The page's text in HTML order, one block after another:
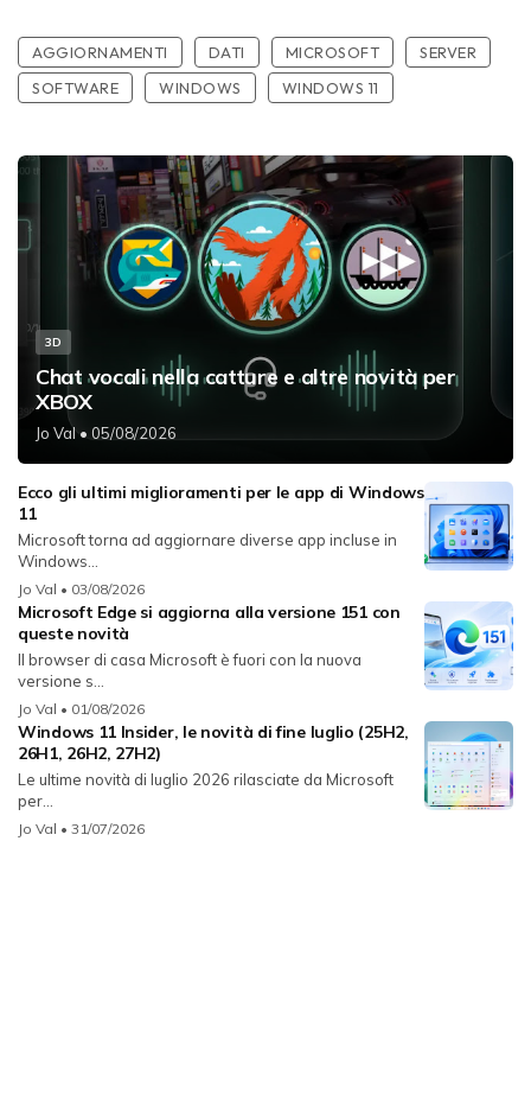
AGGIORNAMENTI DATI MICROSOFT
SERVER
SOFTWARE
WINDOWS WINDOWS 11
3D
Chat vocali nella catture e altre novità per
XBOX
Jo Val• 05/08/2026
Ecco gli ultimi miglioramenti per le app di Windows
11
Microsoft torna ad aggiornare diverse app incluse in
Windows...
Jo Val • 03/08/2026
Microsoft Edge si aggiorna alla versione 151 con
queste novità
Il browser di casa Microsoft è fuori con la nuova
versione s...
Jo Val • 01/08/2026
Windows 11 Insider, le novità di fine luglio (25H2,
26H1, 26H2, 27H2)
Le ultime novità di luglio 2026 rilasciate da Microsoft
per...
Jo Val • 31/07/2026